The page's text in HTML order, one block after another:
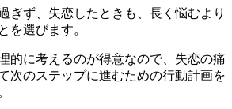
ぎず、失恋したときも、長く悩むより
を選びます。
的に考えるのが得意なので、失恋の痛
次のステップに進むための行動計画を